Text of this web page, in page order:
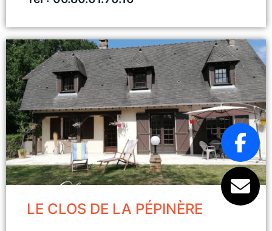
LE CLOS DE LA PÉPINÈRE